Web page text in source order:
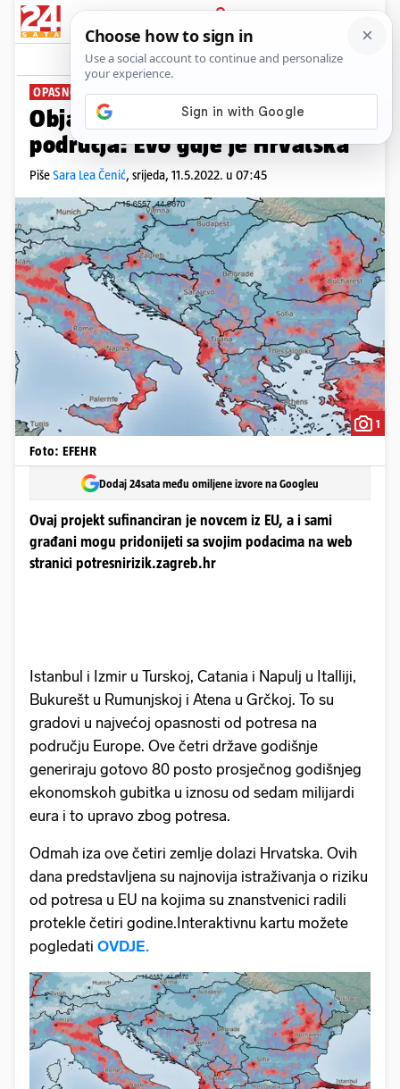
PRIJAVA
News Komentari
OPASNOST OD POTRESA
Objavili novu kartu najtrusnijih
područja: Evo gdje je Hrvatska
PišeSara Lea Čenić, srijeda, 11.5.2022. u 07:45
1
Foto: EFEHR
Dodaj 24sata među omiljene izvore na Googleu
Ovaj projekt sufinanciran je novcem iz EU, a i sami
građani mogu pridonijeti sa svojim podacima na web
stranici potresnirizik.zagreb.hr
Istanbul i Izmir u Turskoj, Catania i Napulj u Italliji,
Bukurešt u Rumunjskoj i Atena u Grčkoj. To su
gradovi u najvećoj opasnosti od potresa na
području Europe. Ove četri države godišnje
generiraju gotovo 80 posto prosječnog godišnjeg
ekonomskoh gubitka u iznosu od sedam milijardi
eura i to upravo zbog potresa.
Odmah iza ove četiri zemlje dolazi Hrvatska. Ovih
dana predstavljena su najnovija istraživanja o riziku
od potresa u EU na kojima su znanstvenici radili
protekle četiri godine.Interaktivnu kartu možete
pogledati OVDJE.